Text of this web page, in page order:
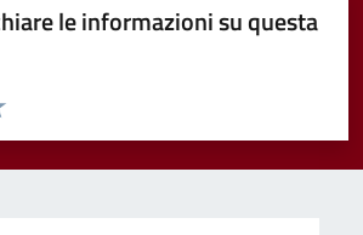
le informazioni su questa
pagina
5 stelle su 5
stelle su 5
su 5
5